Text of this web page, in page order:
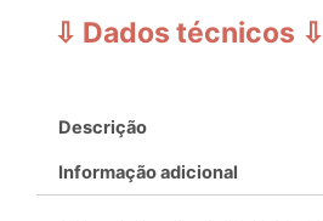
⇩ Dados técnicos ⇩
Descrição
Informação adicional